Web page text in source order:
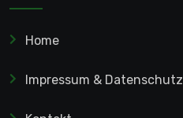
Home
Impressum & Datenschutz